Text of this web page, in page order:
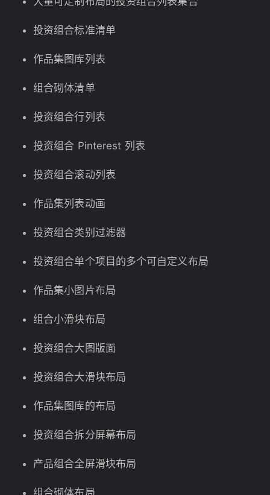
投资组合标准清单
作品集图库列表
组合砌体清单
投资组合行列表
投资组合 Pinterest 列表
投资组合滚动列表
作品集列表动画
投资组合类别过滤器
投资组合单个项目的多个可自定义布局
作品集小图片布局
组合小滑块布局
投资组合大图版面
投资组合大滑块布局
作品集图库的布局
投资组合拆分屏幕布局
产品组合全屏滑块布局
组合砌体布局